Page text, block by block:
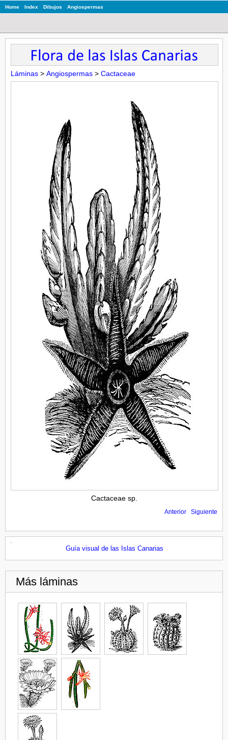
Home Index Dibujos Angiospermas
Láminas > Angiospermas > Cactaceae
Cactaceae sp.
Anterior Siguiente
Guía visual de las Islas Canarias
Más láminas